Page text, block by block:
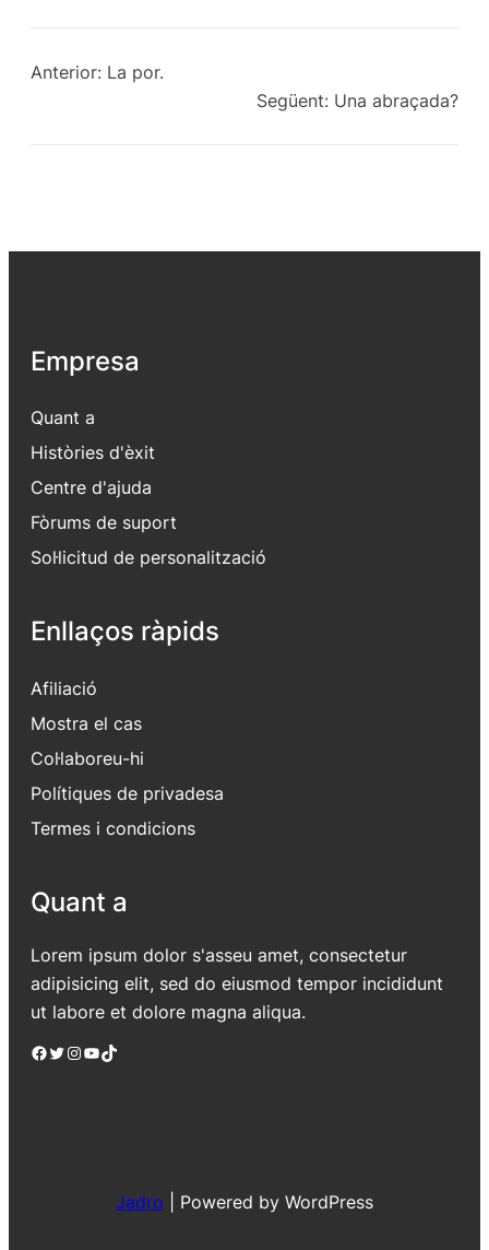
Anterior: La por.
Següent: Una abraçada?
Empresa
Quant a
Històries d'èxit
Centre d'ajuda
Fòrums de suport
Sol·licitud de personalització
Enllaços ràpids
Afiliació
Mostra el cas
Col·laboreu-hi
Polítiques de privadesa
Termes i condicions
Quant a
Lorem ipsum dolor s'asseu amet, consectetur
adipisicing elit, sed do eiusmod tempor incididunt
ut labore et dolore magna aliqua.
Facebook Twitter Instagram YouTube TikTok
Jadro Powered by WordPress